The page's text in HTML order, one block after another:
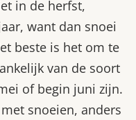
in de herfst,
want dan snoei
beste is het om te
van de soort
of begin juni zijn.
snoeien, anders